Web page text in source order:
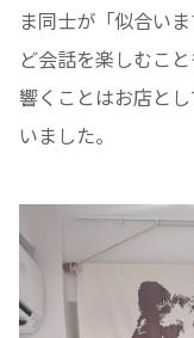
ま同士が「似合い
ど会話を楽しむこ
響くことはお店と
いました。